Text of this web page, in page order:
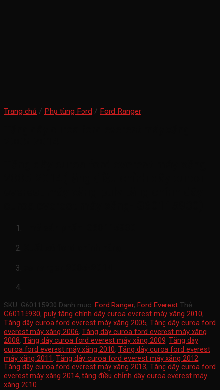
Trang chủ / Phụ tùng Ford / Ford Ranger
SKU: G60115930 Danh mục: Ford Ranger, Ford Everest Thẻ:
G60115930, puly tăng chính dây curoa everest máy xăng 2010,
Tăng dây curoa ford everest máy xăng 2005, Tăng dây curoa ford
everest máy xăng 2006, Tăng dây curoa ford everest máy xăng
2008, Tăng dây curoa ford everest máy xăng 2009, Tăng dây
curoa ford everest máy xăng 2010, Tăng dây curoa ford everest
máy xăng 2011 , Tăng dây curoa ford everest máy xăng 2012,
Tăng dây curoa ford everest máy xăng 2013, Tăng dây curoa ford
everest máy xăng 2014, tăng điều chỉnh dây curoa everest máy
xăng 2010